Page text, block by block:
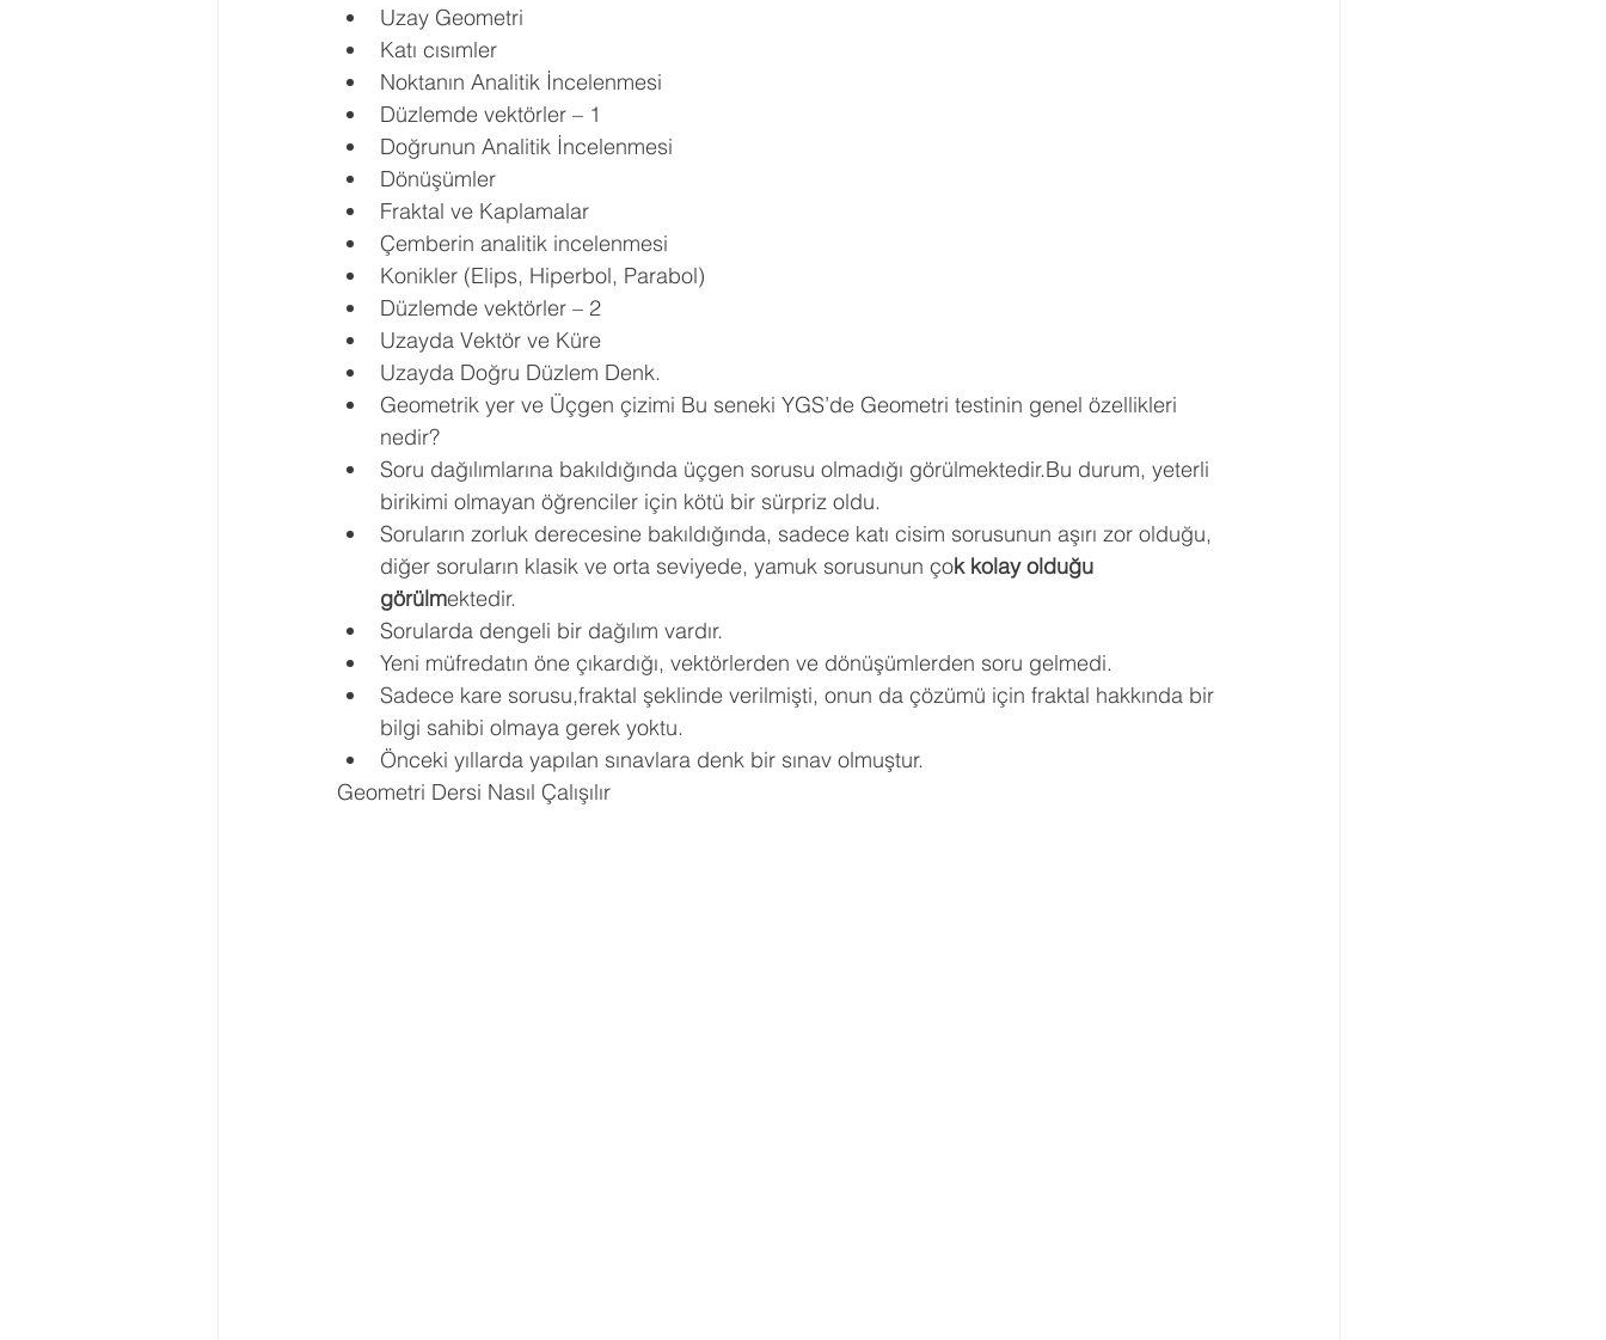
Uzay Geometri
Katı cısımler
Noktanın Analitik İncelenmesi
Düzlemde vektörler – 1
Doğrunun Analitik İncelenmesi
Dönüşümler
Fraktal ve Kaplamalar
Çemberin analitik incelenmesi
Konikler (Elips, Hiperbol, Parabol)
Düzlemde vektörler – 2
Uzayda Vektör ve Küre
Uzayda Doğru Düzlem Denk.
Geometrik yer ve Üçgen çizimi Bu seneki YGS’de Geometri testinin genel özellikleri
nedir?
Soru dağılımlarına bakıldığında üçgen sorusu olmadığı görülmektedir.Bu durum, yeterli
birikimi olmayan öğrenciler için kötü bir sürpriz oldu.
Soruların zorluk derecesine bakıldığında, sadece katı cisim sorusunun aşırı zor olduğu,
diğer soruların klasik ve orta seviyede, yamuk sorusunun çok kolay olduğu
görülmektedir.
Sorularda dengeli bir dağılım vardır.
Yeni müfredatın öne çıkardığı, vektörlerden ve dönüşümlerden soru gelmedi.
Sadece kare sorusu,fraktal şeklinde verilmişti, onun da çözümü için fraktal hakkında bir
bilgi sahibi olmaya gerek yoktu.
Önceki yıllarda yapılan sınavlara denk bir sınav olmuştur.
Geometri Dersi Nasıl Çalışılır